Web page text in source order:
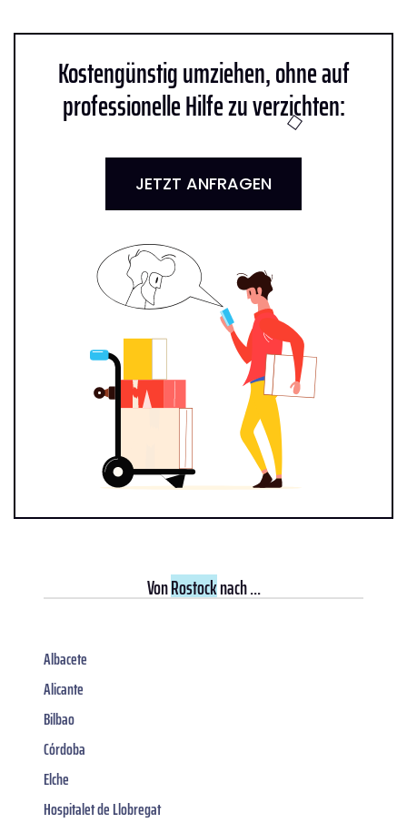
Kostengünstig umziehen, ohne auf
professionelle Hilfe zu verzichten:
JETZT ANFRAGEN
VonRostocknach ...
Albacete
Alicante
Bilbao
Córdoba
Elche
Hospitalet de Llobregat